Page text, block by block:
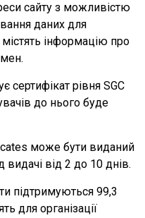
сайту з можливістю
даних для
містять інформацію про
рівня SGC
до нього буде
може бути виданий
видачі від 2 до 10 днів.
підтримуються 99,3
для організації